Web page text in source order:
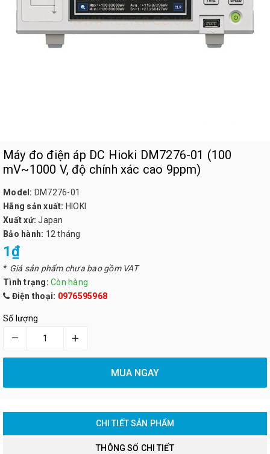
Máy đo điện áp DC Hioki DM7276-01 (100
mV~1000 V, độ chính xác cao 9ppm)
Model: DM7276-01
Hãng sản xuất: HIOKI
Xuất xứ: Japan
Bảo hành: 12 tháng
1₫
* Giá sản phẩm chưa bao gồm VAT
Tình trạng: Còn hàng
Điện thoại: 0976595968
Số lượng
– +
MUA NGAY
CHI TIẾT SẢN PHẨM
THÔNG SỐ CHI TIẾT